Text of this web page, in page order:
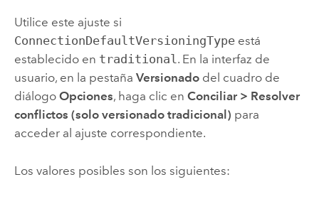
Utilice este ajuste si
ConnectionDefaultVersioningTypeestá
establecido en traditional. En la interfaz de
usuario, en la pestaña Versionadodel cuadro de
diálogo Opciones, haga clic en Conciliar > Resolver
conflictos (solo versionado tradicional) para
acceder al ajuste correspondiente.
Los valores posibles son los siguientes: